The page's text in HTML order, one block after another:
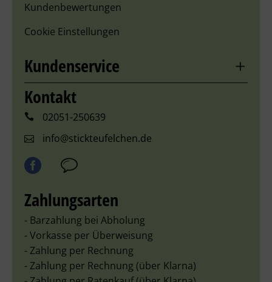
Kundenbewertungen
Cookie Einstellungen
Kundenservice
Kontakt
02051-250639
info@stickteufelchen.de
Zahlungsarten
- Barzahlung bei Abholung
- Vorkasse per Überweisung
- Zahlung per Rechnung
- Zahlung per Rechnung (über Klarna)